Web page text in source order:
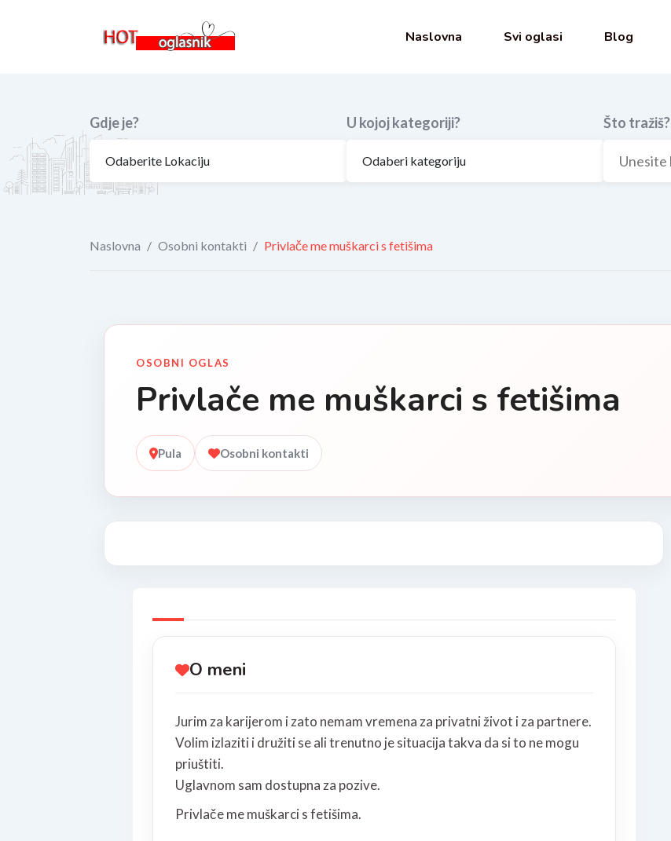
Naslovna Svi oglasi Blog
Gdje je? U kojoj kategoriji? Što tražiš?
Naslovna / Osobni kontakti / Privlače me muškarci s fetišima
OSOBNI OGLAS
Privlače me muškarci s fetišima
Pula Osobni kontakti
O meni
Jurim za karijerom i zato nemam vremena za privatni život i za partnere.
Volim izlaziti i družiti se ali trenutno je situacija takva da si to ne mogu
priuštiti.
Uglavnom sam dostupna za pozive.
Privlače me muškarci s fetišima.